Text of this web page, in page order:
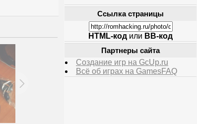
Ссылка страницы
HTML-код или BB-код
Партнеры сайта
Создание игр на GcUp.ru
Всё об играх на GamesFAQ